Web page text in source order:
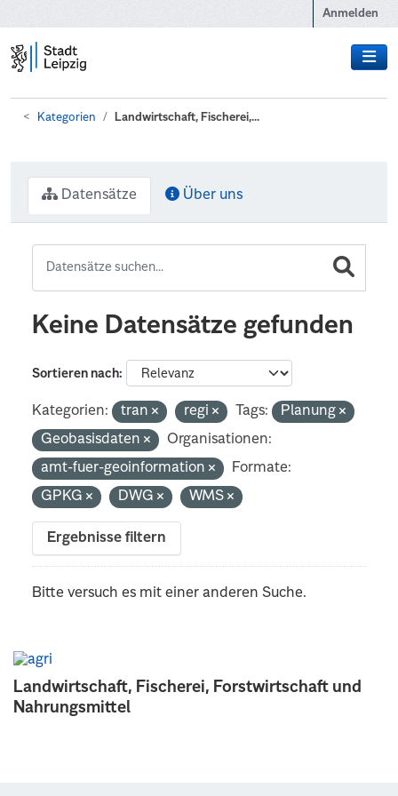
Anmelden
Kategorien Landwirtschaft, Fischerei,...
Landwirtschaft, Fischerei, Forstwirtschaft und
Nahrungsmittel
Datensätze Über uns
Keine Datensätze gefunden
Sortieren nach
Kategorien: tran regi Tags:
Planung
Geobasisdaten
Organisationen:
amt-fuer-geoinformation
Formate:
GPKG
DWG WMS
Ergebnisse filtern
Bitte versuch es mit einer anderen Suche.